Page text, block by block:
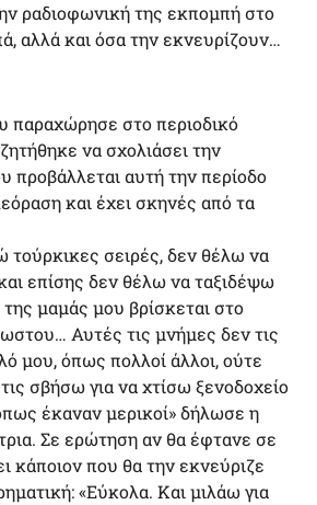
ραδιοφωνική της εκπομπή στο
αλλά και όσα την εκνευρίζουν…
παραχώρησε στο περιοδικό
να σχολιάσει την
προβάλλεται αυτή την περίοδο
και έχει σκηνές από τα
σειρές, δεν θέλω να
επίσης δεν θέλω να ταξιδέψω
της μαμάς μου βρίσκεται στο
Αυτές τις μνήμες δεν τις
μου, όπως πολλοί άλλοι, ούτε
σβήσω για να χτίσω ξενοδοχείο
έκαναν μερικοί» δήλωσε η
Σε ερώτηση αν θα έφτανε σε
κάποιον που θα την εκνεύριζε
«Εύκολα. Και μιλάω για